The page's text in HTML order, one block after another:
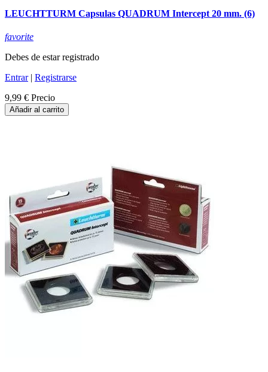
LEUCHTTURM Capsulas QUADRUM Intercept 20 mm. (6)
favorite
Debes de estar registrado
Entrar| Registrarse
9,99 € Precio
Añadir al carrito